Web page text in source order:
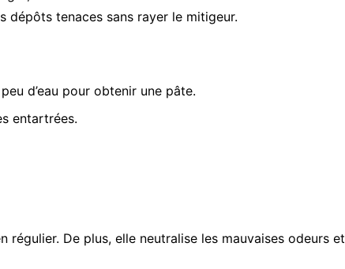
tenaces sans rayer le mitigeur.
d’eau pour obtenir une pâte.
entartrées.
De plus, elle neutralise les mauvaises odeurs et